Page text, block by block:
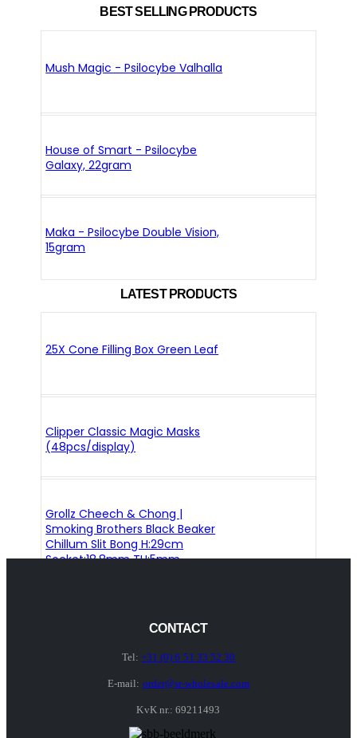
BEST SELLING PRODUCTS
Mush Magic - Psilocybe Valhalla
House of Smart - Psilocybe
Galaxy, 22gram
Maka - Psilocybe Double Vision,
15gram
LATEST PRODUCTS
25X Cone Filling Box Green Leaf
Clipper Classic Magic Masks
(48pcs/display)
Grollz Cheech & Chong |
Smoking Brothers Black Beaker
Chillum Slit Bong H:29cm
Socket:18.8mm TH:5mm
CONTACT
Tel: +31 (0) 6 51 33 52 30
E-mail: order@sr-wholesale.com
KvK nr.: 69211493